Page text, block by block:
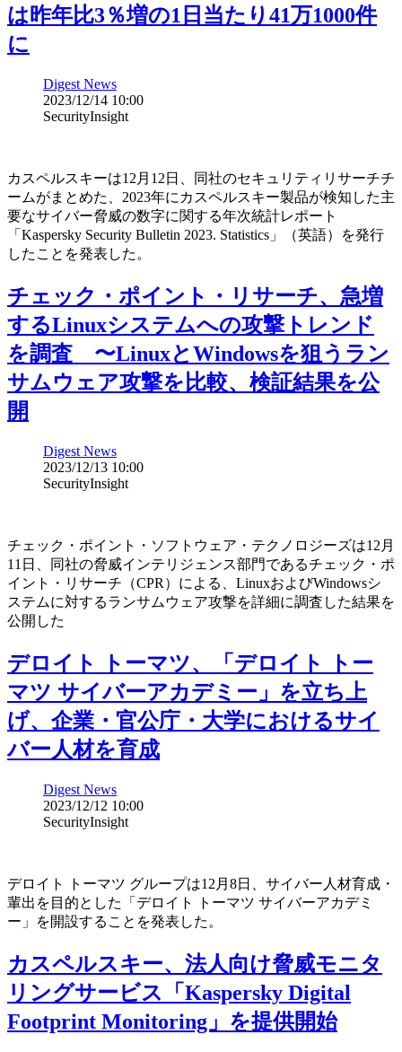
は昨年比3％増の1日当たり41万1000件
に
Digest News
2023/12/14 10:00
SecurityInsight
カスペルスキーは12月12日、同社のセキュリティリサーチチ
ームがまとめた、2023年にカスペルスキー製品が検知した主
要なサイバー脅威の数字に関する年次統計レポート
「Kaspersky Security Bulletin 2023. Statistics」（英語）を発行
したことを発表した。
チェック・ポイント・リサーチ、急増
するLinuxシステムへの攻撃トレンド
を調査 〜LinuxとWindowsを狙うラン
サムウェア攻撃を比較、検証結果を公
開
Digest News
2023/12/13 10:00
SecurityInsight
チェック・ポイント・ソフトウェア・テクノロジーズは12月
11日、同社の脅威インテリジェンス部門であるチェック・ポ
イント・リサーチ（CPR）による、LinuxおよびWindowsシ
ステムに対するランサムウェア攻撃を詳細に調査した結果を
公開した
デロイト トーマツ、「デロイト トー
マツ サイバーアカデミー」を立ち上
げ、企業・官公庁・大学におけるサイ
バー人材を育成
Digest News
2023/12/12 10:00
SecurityInsight
デロイト トーマツ グループは12月8日、サイバー人材育成・
輩出を目的とした「デロイト トーマツ サイバーアカデミ
ー」を開設することを発表した。
カスペルスキー、法人向け脅威モニタ
リングサービス「Kaspersky Digital
Footprint Monitoring」を提供開始